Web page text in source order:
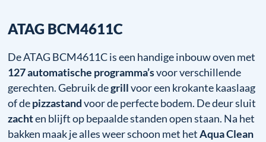
ATAG BCM4611C
De ATAG BCM4611C is een handige inbouw oven met
127 automatische programma’svoor verschillende
gerechten. Gebruik degrillvoor een krokante kaaslaag
of depizzastandvoor de perfecte bodem. De deur sluit
zachten blijft op bepaalde standen open staan. Na het
bakken maak je alles weer schoon met hetAqua Clean